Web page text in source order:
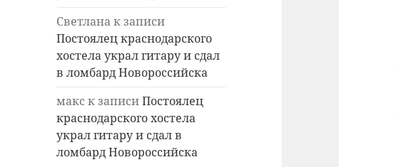
Светланак записи
Постоялец краснодарского
хостела украл гитару и сдал
в ломбард Новороссийска
макск записиПостоялец
краснодарского хостела
украл гитару и сдал в
ломбард Новороссийска